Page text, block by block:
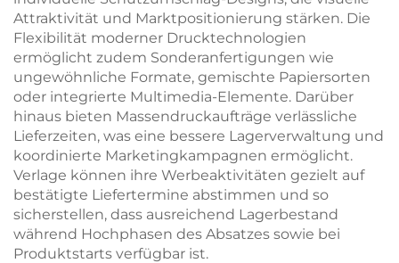
Attraktivität und Marktpositionierung stärken. Die
Flexibilität moderner Drucktechnologien
ermöglicht zudem Sonderanfertigungen wie
ungewöhnliche Formate, gemischte Papiersorten
oder integrierte Multimedia-Elemente. Darüber
hinaus bieten Massendruckaufträge verlässliche
Lieferzeiten, was eine bessere Lagerverwaltung und
koordinierte Marketingkampagnen ermöglicht.
Verlage können ihre Werbeaktivitäten gezielt auf
bestätigte Liefertermine abstimmen und so
sicherstellen, dass ausreichend Lagerbestand
während Hochphasen des Absatzes sowie bei
Produktstarts verfügbar ist.